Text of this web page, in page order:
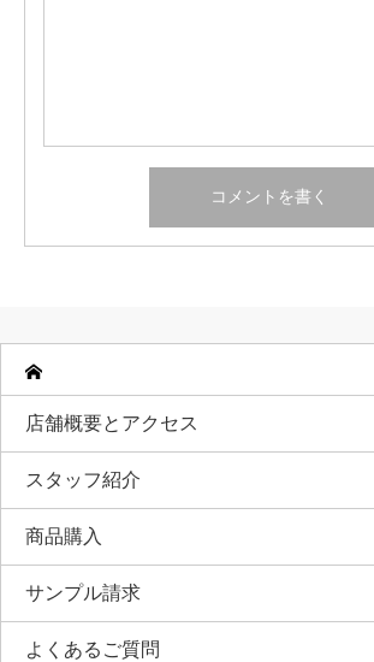
店舗概要とアクセス
スタッフ紹介
商品購入
サンプル請求
よくあるご質問